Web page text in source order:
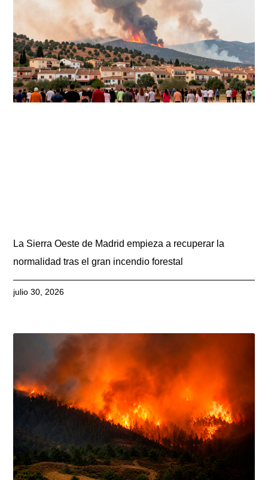
La Sierra Oeste de Madrid empieza a recuperar la
normalidad tras el gran incendio forestal
julio 30, 2026